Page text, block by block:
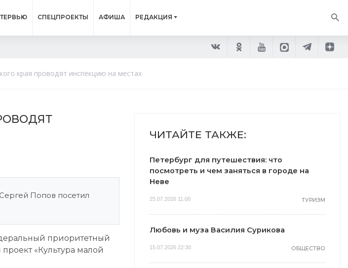
СПЕЦПРОЕКТЫ АФИША РЕДАКЦИЯ
края проводят инспекцию на местах
Попов посетил
приоритетный
«Культура малой
ЧИТАЙТЕ ТАКЖЕ:
Петербург для путешествия: что
посмотреть и чем заняться в городе на
Неве
25.07.2026 11:00 ТУРИЗМ
Любовь и муза Василия Сурикова
15.07.2026 22:30 ОБЩЕСТВО